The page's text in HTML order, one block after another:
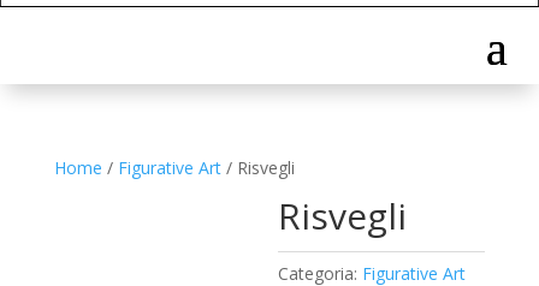
Home / Figurative Art/ Risvegli
Risvegli
Categoria: Figurative Art